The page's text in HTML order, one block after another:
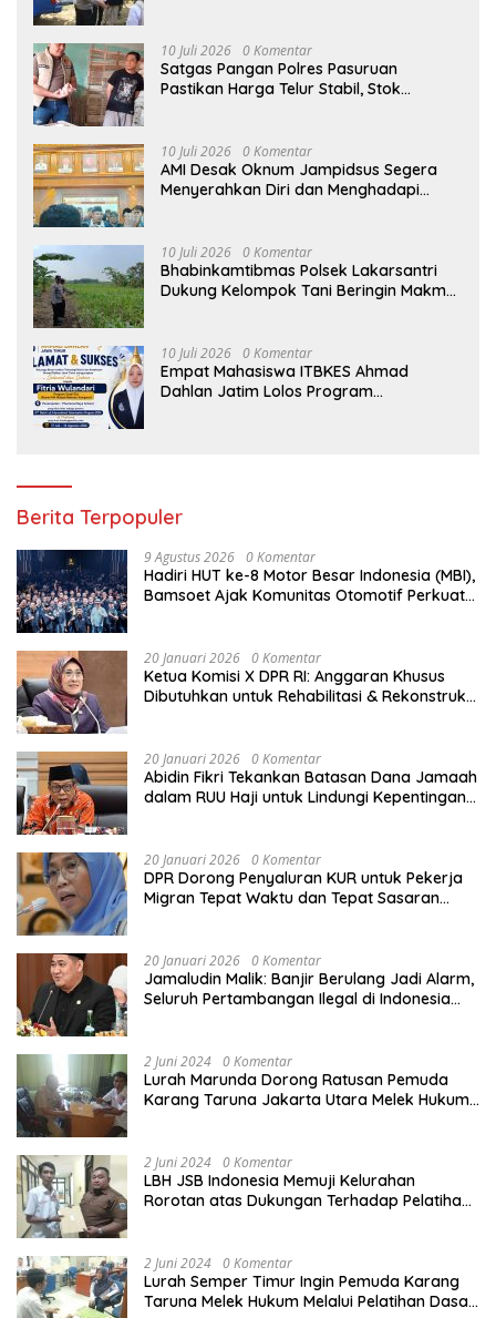
10 Juli 2026 0 Komentar
Satgas Pangan Polres Pasuruan
Pastikan Harga Telur Stabil, Stok
10 Juli 2026 0 Komentar
AMI Desak Oknum Jampidsus Segera
Menyerahkan Diri dan Menghadapi
10 Juli 2026 0 Komentar
Bhabinkamtibmas Polsek Lakarsantri
Dukung Kelompok Tani Beringin Makmur
10 Juli 2026 0 Komentar
Empat Mahasiswa ITBKES Ahmad
Dahlan Jatim Lolos Program
Berita Terpopuler
9 Agustus 2026 0 Komentar
Hadiri HUT ke-8 Motor Besar Indonesia (MBI),
Bamsoet Ajak Komunitas Otomotif Perkuat
Bangsa
20 Januari 2026 0 Komentar
Ketua Komisi X DPR RI: Anggaran Khusus
Dibutuhkan untuk Rehabilitasi & Rekonstruksi
20 Januari 2026 0 Komentar
Abidin Fikri Tekankan Batasan Dana Jamaah
dalam RUU Haji untuk Lindungi Kepentingan
20 Januari 2026 0 Komentar
DPR Dorong Penyaluran KUR untuk Pekerja
Migran Tepat Waktu dan Tepat Sasaran
20 Januari 2026 0 Komentar
Jamaludin Malik: Banjir Berulang Jadi Alarm,
Seluruh Pertambangan Ilegal di Indonesia
2 Juni 2024 0 Komentar
Lurah Marunda Dorong Ratusan Pemuda
Karang Taruna Jakarta Utara Melek Hukum
2 Juni 2024 0 Komentar
LBH JSB Indonesia Memuji Kelurahan
Rorotan atas Dukungan Terhadap Pelatihan
2 Juni 2024 0 Komentar
Lurah Semper Timur Ingin Pemuda Karang
Taruna Melek Hukum Melalui Pelatihan Dasar